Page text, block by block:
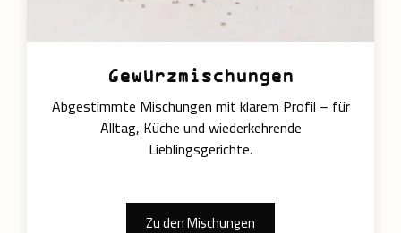
Gewürzmischungen
Abgestimmte Mischungen mit klarem Profil – für
Alltag, Küche und wiederkehrende
Lieblingsgerichte.
Zu den Mischungen